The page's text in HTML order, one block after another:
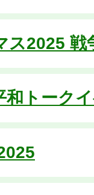
ス2025 戦
和トーク